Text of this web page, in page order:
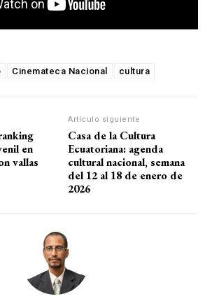
Cinemateca Nacional cultura
en
vallas
Artículo siguiente
Casa de la Cultura
Ecuatoriana: agenda
cultural nacional, semana
del 12 al 18 de enero de
2026